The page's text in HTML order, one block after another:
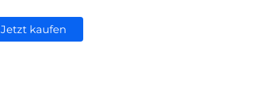
Jetzt kaufen